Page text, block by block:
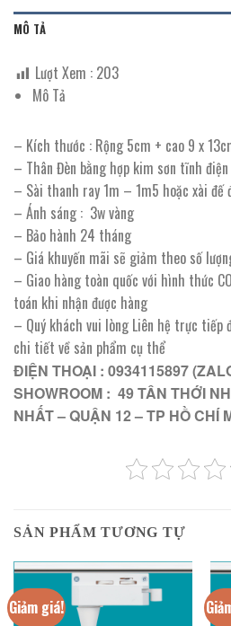
MÔ TẢ
Lượt Xem : 203
Mô Tả
– Kích thước : Rộng 5cm + cao 9 x
– Thân Đèn bằng hợp kim sơn tĩnh
– Sài thanh ray 1m – 1m5 hoặc xài đế
– Ánh sáng : 3w vàng
– Bảo hành 24 tháng
– Giá khuyến mãi sẽ giảm theo số
– Giao hàng toàn quốc với hình thức
toán khi nhận được hàng
– Quý khách vui lòng Liên hệ trực tiếp
chi tiết về sản phẩm cụ thể
ĐIỆN THOẠI : 0934115897
SHOWROOM : 49 TÂN THỚI
NHẤT – QUẬN 12 – TP HỒ CHÍ
SẢN PHẨM TƯƠNG TỰ
Giảm giá!